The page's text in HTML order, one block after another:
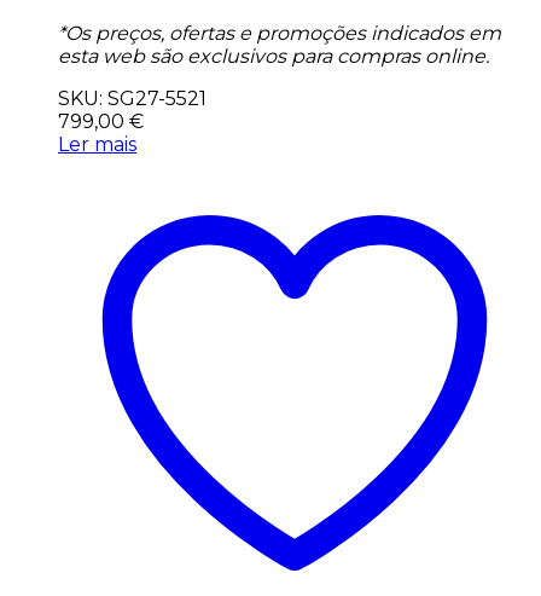
*Os preços, ofertas e promoções indicados em
esta web são exclusivos para compras online.
SKU: SG27-5521
799,00 €
Ler mais